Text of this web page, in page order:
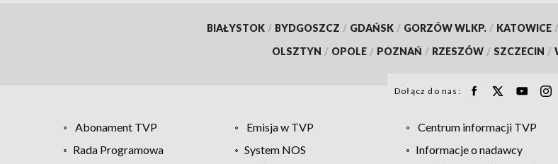
BIAŁYSTOK / BYDGOSZCZ / GDAŃSK / GORZÓW WLKP. / KATOWICE /
OLSZTYN / OPOLE / POZNAŃ / RZESZÓW / SZCZECIN /
Dołącz do nas:
Abonament TVP Emisja w TVP Centrum informacji TVP
Rada Programowa
System NOS Informacje o nadawcy